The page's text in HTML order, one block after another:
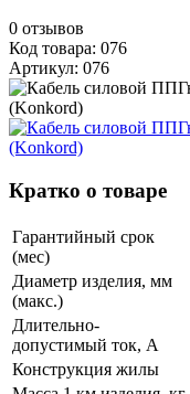
0 отзывов
Код товара: 076
Артикул: 076
Кратко о товаре
Гарантийный срок
(мес)
Диаметр изделия, мм
(макс.)
Длительно-
допустимый ток, А
Конструкция жилы